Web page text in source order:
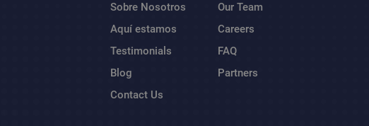
Sobre Nosotros
Aquí estamos
Testimonials
Blog
Contact Us
Our Team
Careers
FAQ
Partners